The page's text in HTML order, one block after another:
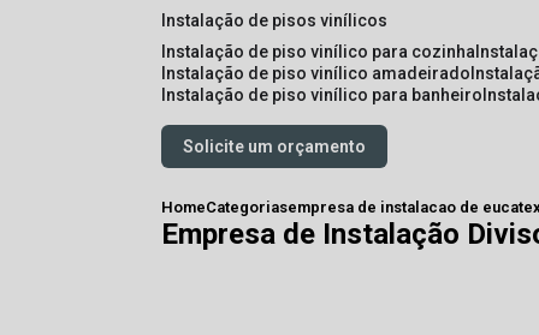
instalação de pisos vinílicos
instalação de piso vinílico para cozinha
instalação de piso vinílico amadeirado
instalação de piso vinílico para banheiro
Solicite um orçamento
HomeCategoriasempresa de instalacao de
Empresa de Instalação